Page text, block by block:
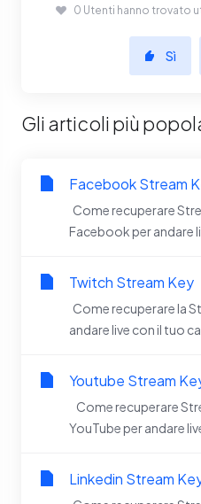
0 Utenti hanno trovato
Sì
Gli articoli più
Facebook Stream
Come recuperare
Facebook per andare
Twitch Stream Key
Come recuperare la
andare live con il tuo
Youtube Stream
Come recuperare
YouTube per andare
Linkedin Stream